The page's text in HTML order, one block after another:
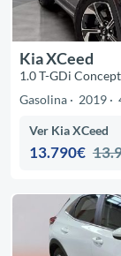
Kia XCeed
1.0 T-GDi
Gasolina
2019
Ver Kia XCeed
13.790€